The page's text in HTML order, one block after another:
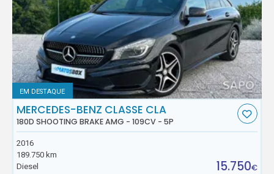
EM DESTAQUE
MERCEDES-BENZ CLASSE CLA
180D SHOOTING BRAKE AMG - 109CV - 5P
2016
189.750 km
Diesel
15.750€